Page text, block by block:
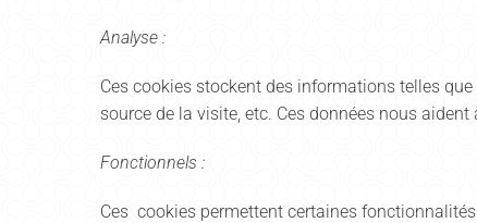
Analyse :
Ces cookies stockent des informations telles
source de la visite, etc. Ces données nous
Fonctionnels :
Ces cookies permettent certaines